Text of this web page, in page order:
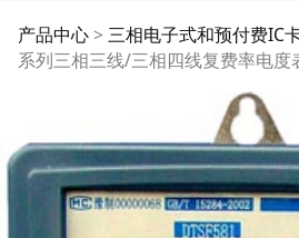
DTSF581 、
系列三相三线
复费率电度表
产品中心> 三相电子式和预付费IC
系列三相三线/三相四线复费率电度